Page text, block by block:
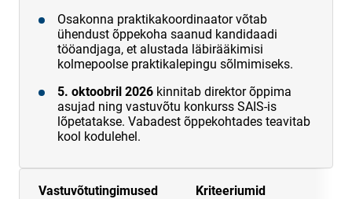
Osakonna praktikakoordinaator võtab
ühendust õppekoha saanud kandidaadi
tööandjaga, et alustada läbirääkimisi
kolmepoolse praktikalepingu sõlmimiseks.
5. oktoobril 2026 kinnitab direktor õppima
asujad ning vastuvõtu konkurss SAIS-is
lõpetatakse. Vabadest õppekohtades teavitab
kool kodulehel.
Vastuvõtutingimused Kriteeriumid